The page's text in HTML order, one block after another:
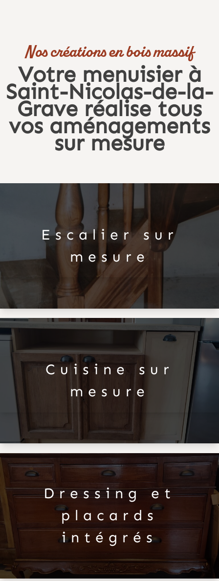
Nos créations en bois massif
Votre menuisier à
Saint-Nicolas-de-la-
Grave réalise tous
vos aménagements
sur mesure
Escalier sur
mesure
Cuisine sur
mesure
Dressing et
placards
intégrés